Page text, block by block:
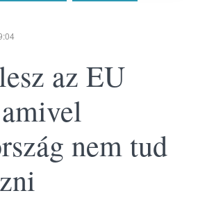
az EU
nem tud